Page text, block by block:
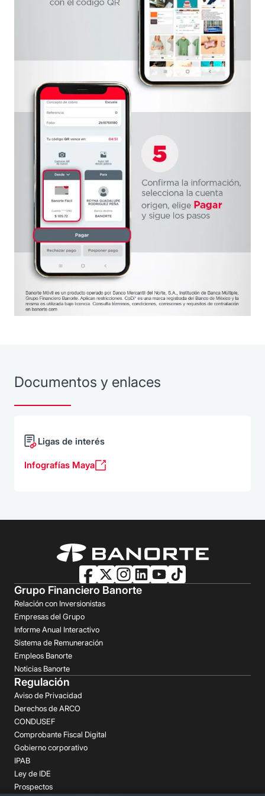
Documentos y enlaces
Ligas de interés
Infografías Maya
Grupo Financiero Banorte
Relación con Inversionistas
Empresas del Grupo
Informe Anual Interactivo
Sistema de Remuneración
Empleos Banorte
Noticias Banorte
Regulación
Aviso de Privacidad
Derechos de ARCO
CONDUSEF
Comprobante Fiscal Digital
Gobierno corporativo
IPAB
Ley de IDE
Prospectos